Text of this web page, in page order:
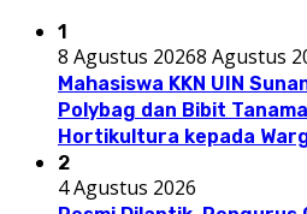
1
8 Agustus 20268 Agustus
Mahasiswa KKN UIN
Polybag dan Bibit
Hortikultura kepada
2
4 Agustus 2026